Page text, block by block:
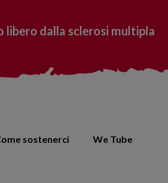
libero dalla sclerosi multipla
sostenerci We Tube